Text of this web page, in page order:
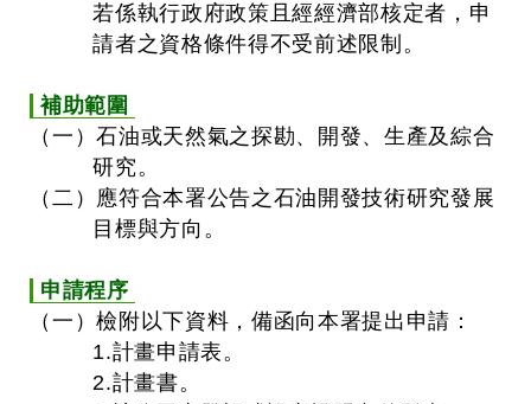
若係執行政府政策且經經濟部核定者，申
請者之資格條件得不受前述限制。
補助範圍
（一）石油或天然氣之探勘、開發、生產及綜合
研究。
（二）應符合本署公告之石油開發技術研究發展
目標與方向。
申請程序
（一）檢附以下資料，備函向本署提出申請：
1.計畫申請表。
2.計畫書。